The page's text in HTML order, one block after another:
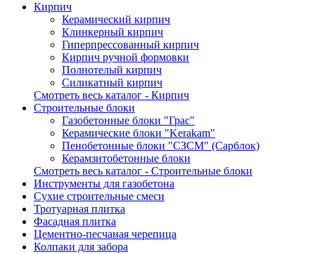
Кирпич
Керамический кирпич
Клинкерный кирпич
Гиперпрессованный кирпич
Кирпич ручной формовки
Полнотелый кирпич
Силикатный кирпич
Смотреть весь каталог - Кирпич
Строительные блоки
Газобетонные блоки "Грас"
Керамические блоки "Kerakam"
Пенобетонные блоки "СЗСМ" (Сарблок)
Керамзитобетонные блоки
Смотреть весь каталог - Строительные блоки
Инструменты для газобетона
Сухие строительные смеси
Тротуарная плитка
Фасадная плитка
Цементно-песчаная черепица
Колпаки для забора